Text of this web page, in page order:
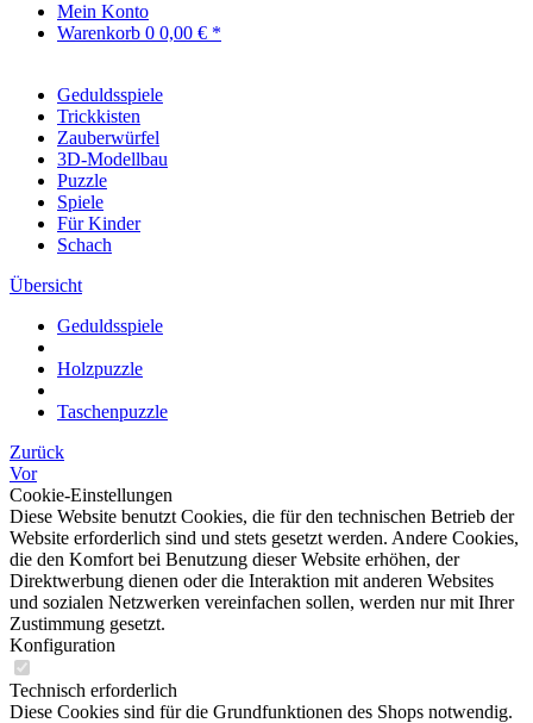
Mein Konto
Warenkorb 0 0,00 € *
Geduldsspiele
Trickkisten
Zauberwürfel
3D-Modellbau
Puzzle
Spiele
Für Kinder
Schach
Übersicht
Geduldsspiele
Holzpuzzle
Taschenpuzzle
Zurück
Vor
Cookie-Einstellungen
Diese Website benutzt Cookies, die für den technischen Betrieb der
Website erforderlich sind und stets gesetzt werden. Andere Cookies,
die den Komfort bei Benutzung dieser Website erhöhen, der
Direktwerbung dienen oder die Interaktion mit anderen Websites
und sozialen Netzwerken vereinfachen sollen, werden nur mit Ihrer
Zustimmung gesetzt.
Konfiguration
Technisch erforderlich
Diese Cookies sind für die Grundfunktionen des Shops notwendig.